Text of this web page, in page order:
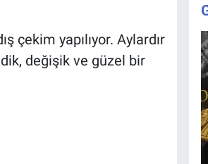
çekim yapılıyor. Aylardır
değişik ve güzel bir